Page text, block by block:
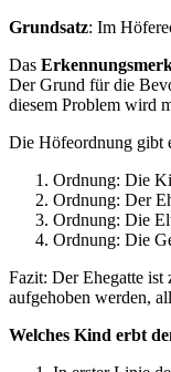
Grundsatz: Im
Das
Der Grund für die
diesem Problem wird
Die Höfeordnung gibt
Ordnung: Die
Ordnung: Der
Ordnung: Die
Ordnung: Die
Fazit: Der Ehegatte ist
aufgehoben werden,
Welches Kind erbt